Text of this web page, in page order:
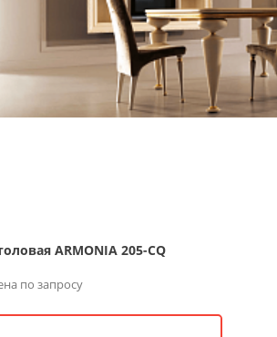
ARMONIA 205-CQ
по запросу